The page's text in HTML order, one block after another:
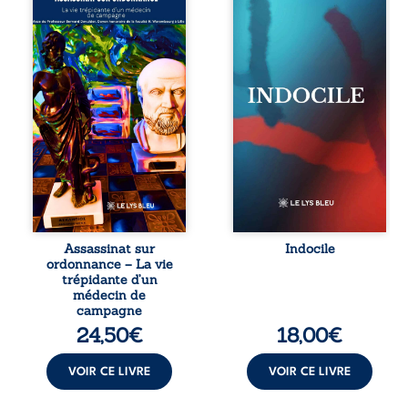
vie trépidante
d’un médecin de
campagne est la
réédition enrichie
et actualisée du
témoignage du
Docteur Marc
Biencourt, ancien
médecin de
famille, qui revient
sur son parcours
médical, syndical
et ordinal. Depuis
septembre 2013, il
raconte le long
combat qui l’a
conduit à être
écarté du corps
médical, malgré
une décision de
première instance
Assassinat sur
ordonnance – La vie
trépidante d’un
médecin de
campagne
24,50€
VOIR CE LIVRE
Quatre visages
d’une existence en
friction. Entre les
silences qu’on ne
déchiffre pas, les
amours qu’on
dérange, les corps
qu’on administre
et les liens qu’on
sabote, cet
ouvrage parle à
vivent trop fort,
trop vrai, trop tôt.
traversée. Une
langue nue. Une
Indocile
18,00€
VOIR CE LIVRE